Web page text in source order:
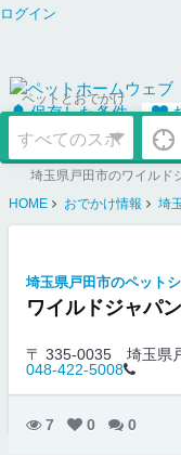
ログイン
保存した条件
ペットとおでかけ
HOME
おでかけ情報 埼
埼玉県戸田市のペット
ワイルドジャパ
〒 335-0035
埼玉県
048-422-5008
7 0 0